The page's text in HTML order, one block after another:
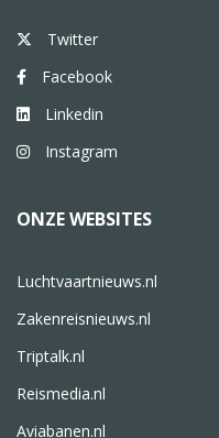
Twitter
Facebook
Linkedin
Instagram
ONZE WEBSITES
Luchtvaartnieuws.nl
Zakenreisnieuws.nl
Triptalk.nl
Reismedia.nl
Aviabanen.nl